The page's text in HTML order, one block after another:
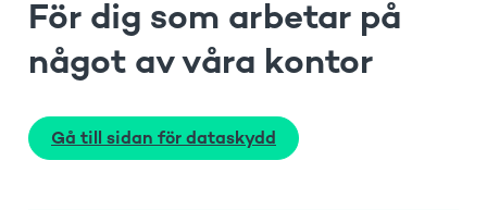
För dig som arbetar på
något av våra kontor
Gå till sidan för dataskydd